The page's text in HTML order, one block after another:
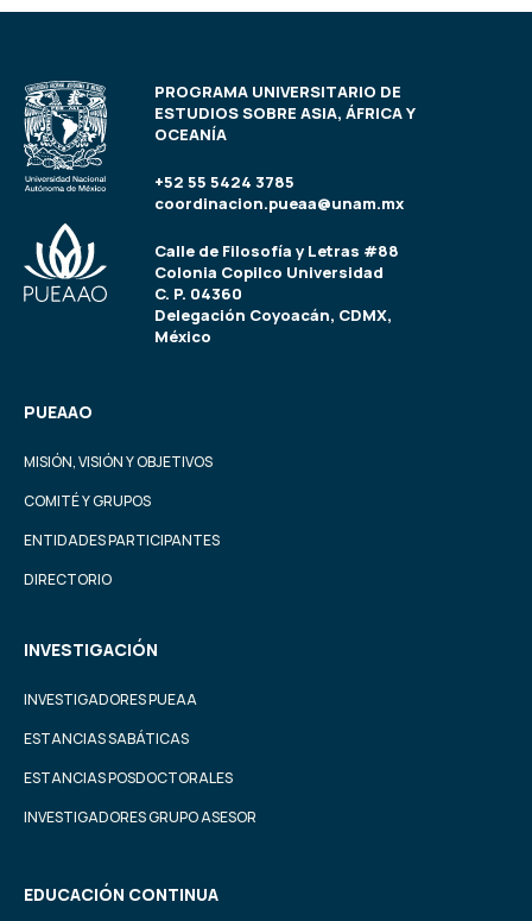
PROGRAMA UNIVERSITARIO DE
ESTUDIOS SOBRE ASIA, ÁFRICA Y
OCEANÍA
+52 55 5424 3785
coordinacion.pueaa@unam.mx
Calle de Filosofía y Letras #88
Colonia Copilco Universidad
C. P. 04360
Delegación Coyoacán, CDMX,
México
PUEAAO
MISIÓN, VISIÓN Y OBJETIVOS
COMITÉ Y GRUPOS
ENTIDADES PARTICIPANTES
DIRECTORIO
INVESTIGACIÓN
INVESTIGADORES PUEAA
ESTANCIAS SABÁTICAS
ESTANCIAS POSDOCTORALES
INVESTIGADORES GRUPO ASESOR
EDUCACIÓN CONTINUA